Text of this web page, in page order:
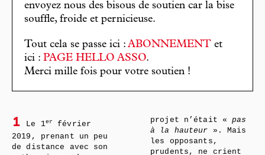
envoyez nous des bisous de soutien car la bise
souffle, froide et pernicieuse.
Tout cela se passe ici : ABONNEMENT et
ici : PAGE HELLO ASSO.
Merci mille fois pour votre soutien !
1 Le 1er
février
2019, prenant un peu
de distance avec son
projet n’était «pas
à la hauteur ». Mais
les opposants,
prudents, ne crient